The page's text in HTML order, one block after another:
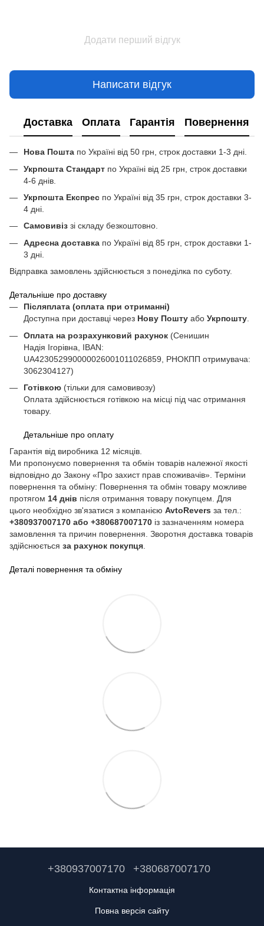
Додати перший відгук
Написати відгук
Доставка Оплата Гарантія Повернення
Нова Пошта по Україні від 50 грн, строк доставки 1-3 дні.
Укрпошта Стандарт по Україні від 25 грн, строк доставки
4-6 днів.
Укрпошта Експрес по Україні від 35 грн, строк доставки 3-
4 дні.
Самовивіз зі складу безкоштовно.
Адресна доставка по Україні від 85 грн, строк доставки 1-
3 дні.
Відправка замовлень здійснюється з понеділка по суботу.
Детальніше про доставку
Післяплата (оплата при отриманні)
Доступна при доставці через Нову Пошту або Укрпошту
Оплата на розрахунковий рахунок (Сенишин
Надія Ігорівна, IBAN:
UA423052990000026001011026859, РНОКПП отримувача:
3062304127)
Готівкою (тільки для самовивозу)
Оплата здійснюється готівкою на місці під час отримання
товару.
Детальніше про оплату
Гарантія від виробника 12 місяців.
Ми пропонуємо повернення та обмін товарів належної якості
відповідно до Закону «Про захист прав споживачів». Терміни
повернення та обміну: Повернення та обмін товару можливе
протягом 14 днів після отримання товару покупцем. Для
цього необхідно зв'язатися з компанією AvtoRevers за тел.:
+380937007170 або +380687007170 із зазначенням номера
замовлення та причин повернення. Зворотня доставка товарів
здійснюється за рахунок покупця.
Деталі повернення та обміну
+380937007170 +380687007170
Контактна інформація
Повна версія сайту